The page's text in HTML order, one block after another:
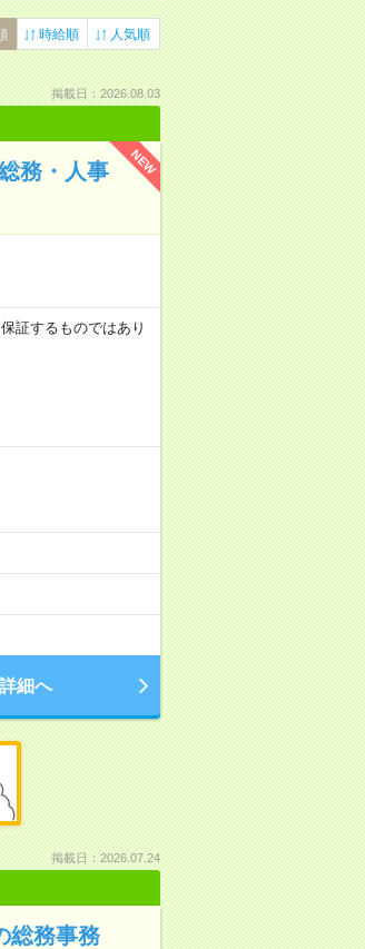
時給順 人気順
掲載日：2026.08.03
NEW
務・人事
証するものではあり
詳細へ
掲載日：2026.07.24
総務事務